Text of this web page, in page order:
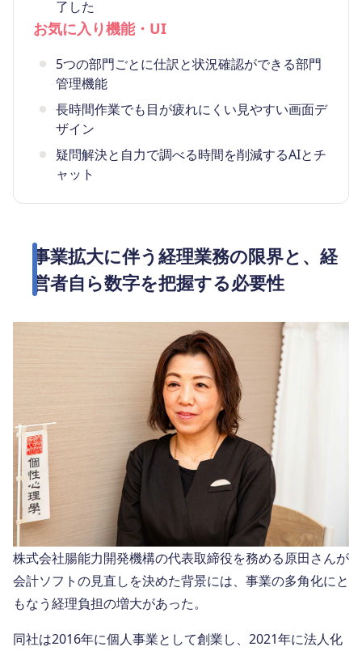
了した
お気に入り機能・UI
5つの部門ごとに仕訳と状況確認ができる部門
管理機能
長時間作業でも目が疲れにくい見やすい画面デ
ザイン
疑問解決と自力で調べる時間を削減するAIとチ
ャット
事業拡大に伴う経理業務の限界と、経
営者自ら数字を把握する必要性
株式会社腸能力開発機構の代表取締役を務める原田さんが
会計ソフトの見直しを決めた背景には、事業の多角化にと
もなう経理負担の増大があった。
同社は2016年に個人事業として創業し、2021年に法人化